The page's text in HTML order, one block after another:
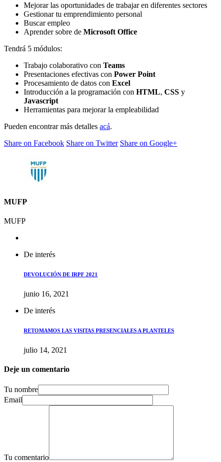
Mejorar las oportunidades de trabajar en diferentes sectores
Gestionar tu emprendimiento personal
Buscar empleo
Aprender sobre de Microsoft Office
Tendrá 5 módulos:
Trabajo colaborativo con Teams
Presentaciones efectivas con Power Point
Procesamiento de datos con Excel
Introducción a la programación con HTML, CSS y
Javascript
Herramientas para mejorar la empleabilidad
Pueden encontrar más detalles acá.
Share on Facebook Share on Twitter Share on Google+
MUFP
MUFP
De interés
DEVOLUCIÓN DE IRPF 2021
junio 16, 2021
De interés
RETOMAMOS LAS VISITAS PRESENCIALES A PLANTELES
julio 14, 2021
Deje un comentario
Tu nombre
Email
Tu comentario